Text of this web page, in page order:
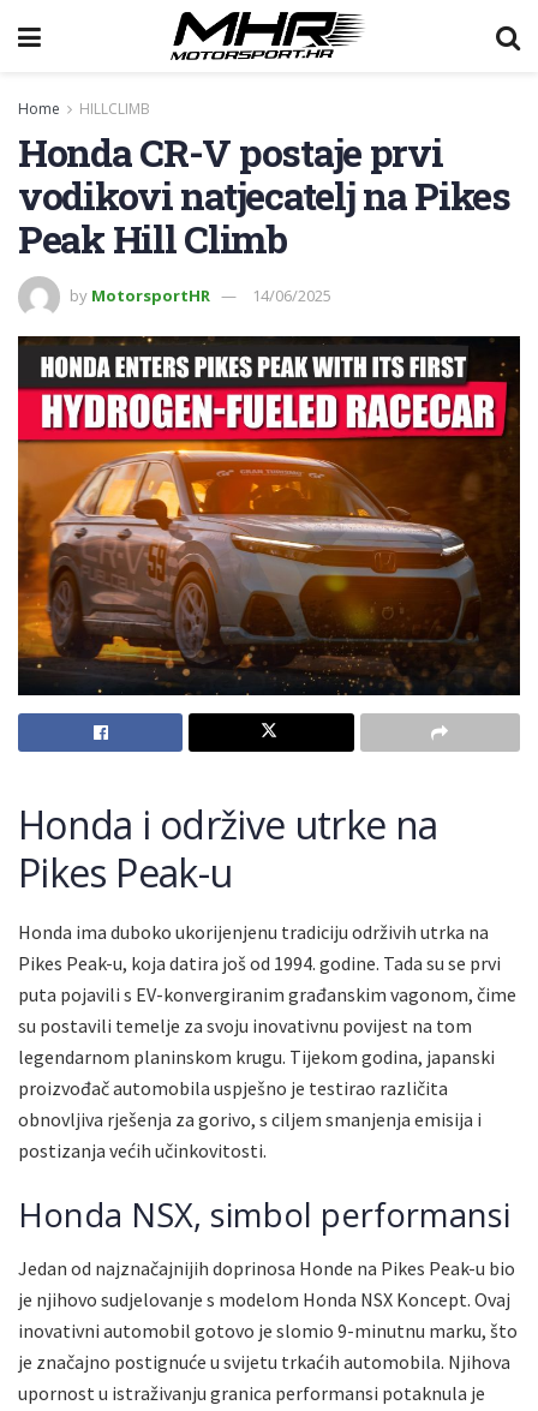
Home HILLCLIMB
Honda CR-V postaje prvi
vodikovi natjecatelj na Pikes
Peak Hill Climb
by MotorsportHR 14/06/2025
Honda i održive utrke na
Pikes Peak-u
Honda ima duboko ukorijenjenu tradiciju održivih utrka na
Pikes Peak-u, koja datira još od 1994. godine. Tada su se prvi
puta pojavili s EV-konvergiranim građanskim vagonom, čime
su postavili temelje za svoju inovativnu povijest na tom
legendarnom planinskom krugu. Tijekom godina, japanski
proizvođač automobila uspješno je testirao različita
obnovljiva rješenja za gorivo, s ciljem smanjenja emisija i
postizanja većih učinkovitosti.
Honda NSX, simbol performansi
Jedan od najznačajnijih doprinosa Honde na Pikes Peak-u bio
je njihovo sudjelovanje s modelom Honda NSX Koncept. Ovaj
inovativni automobil gotovo je slomio 9-minutnu marku, što
je značajno postignuće u svijetu trkaćih automobila. Njihova
upornost u istraživanju granica performansi potaknula je